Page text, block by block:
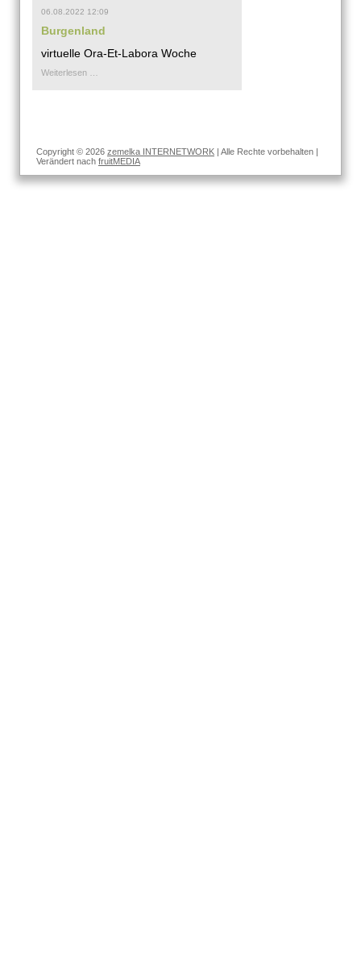
06.08.2022 12:09
Burgenland
virtuelle Ora-Et-Labora Woche
Weiterlesen …
Copyright © 2026 zemelka INTERNETWORK | Alle Rechte vorbehalten |
Verändert nach fruitMEDIA